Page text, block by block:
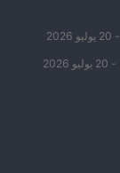
20 يوليو 2026
20 يوليو 2026